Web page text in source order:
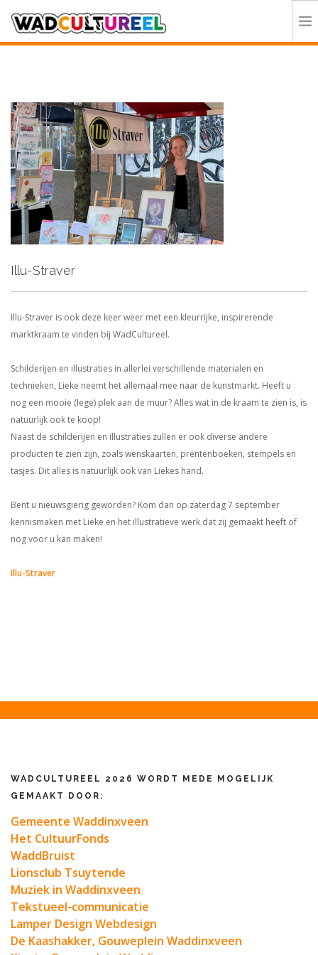
DEELNEMERS
DOE MEE
CONTACT
ORGANISATIE
Illu-Straver
Illu-Straver is ook deze keer weer met een kleurrijke, inspirerende
marktkraam te vinden bij WadCultureel.
Schilderijen en illustraties in allerlei verschillende materialen en
technieken, Lieke neemt het allemaal mee naar de kunstmarkt. Heeft u
nog een mooie (lege) plek aan de muur? Alles wat in de kraam te zien is, is
natuurlijk ook te koop!
Naast de schilderijen en illustraties zullen er ook diverse andere
producten te zien zijn, zoals wenskaarten, prentenboeken, stempels en
tasjes. Dit alles is natuurlijk ook van Liekes hand.
Bent u nieuwsgierig geworden? Kom dan op zaterdag 7 september
kennismaken met Lieke en het illustratieve werk dat zij gemaakt heeft of
nog voor u kan maken!
Illu-Straver
WADCULTUREEL 2026 WORDT MEDE MOGELIJK
GEMAAKT DOOR:
Gemeente Waddinxveen
Het CultuurFonds
WaddBruist
Lionsclub Tsuytende
Muziek in Waddinxveen
Tekstueel-communicatie
Lamper Design Webdesign
De Kaashakker, Gouweplein Waddinxveen